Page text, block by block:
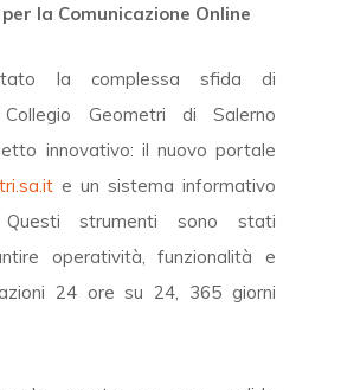
la Comunicazione Online
la complessa sfida di
Geometri di Salerno
innovativo: il nuovo portale
e un sistema informativo
strumenti sono stati
operatività, funzionalità e
24 ore su 24, 365 giorni